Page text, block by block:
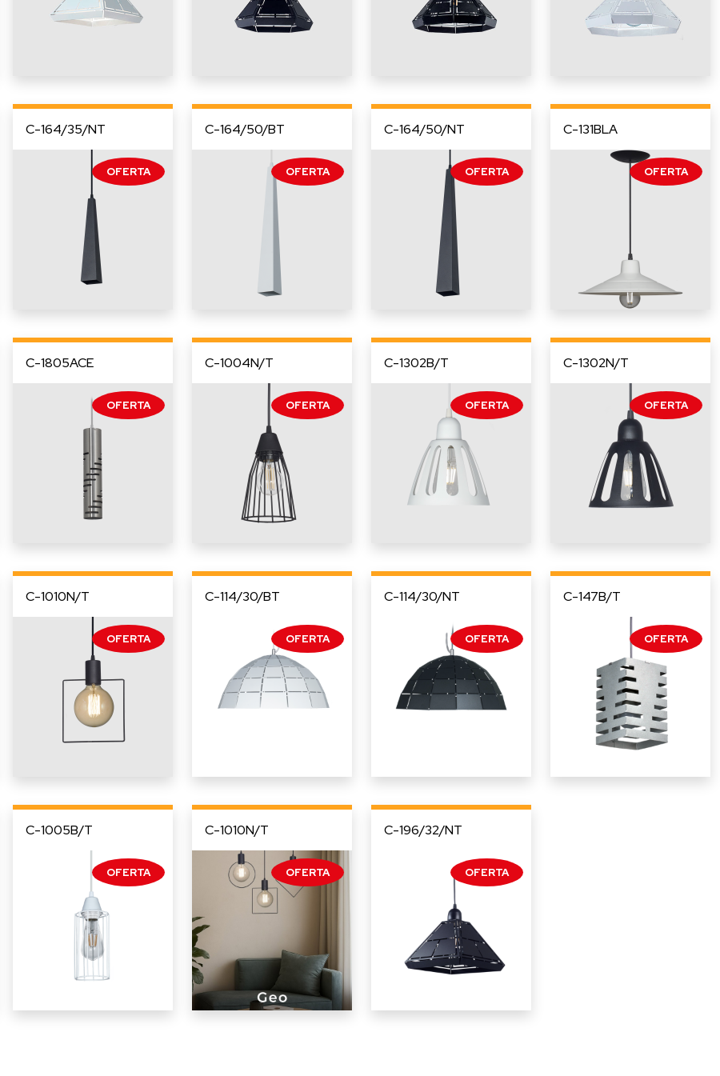
C-164/35/NT C-164/50/BT C-164/50/NT C-131BLA
C-1805ACE C-1004N/T C-1302B/T C-1302N/T
C-1010N/T C-114/30/BT C-114/30/NT C-147B/T
C-1005B/T C-1010N/T C-196/32/NT